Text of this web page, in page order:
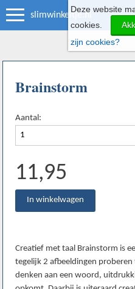
slimwinkeltje.nl
Brainstorm
Aantal:
11,95
Creatief met taal Brainstorm is
tegelijk 2 afbeeldingen
denken aan een woord,
Deze website
cookies.
zijn cookies?